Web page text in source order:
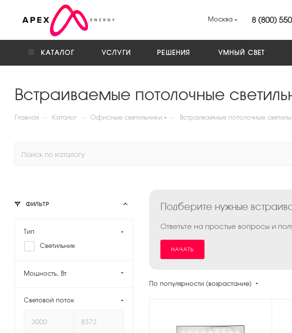
Москва 8 (800)
КАТАЛОГ УСЛУГИ РЕШЕНИЯ УМНЫЙ СВЕТ
Встраиваемые потолочные
Главная — Каталог — Офисные светильники — Встраиваемые потолочные
Подберите нужные
Ответьте на простые вопросы и
НАЧАТЬ
По популярности (возрастание)
ФИЛЬТР
Тип
Светильник
Мощность, Вт
Световой поток